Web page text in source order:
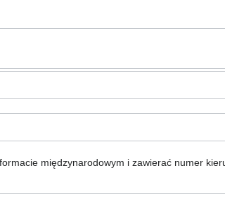
międzynarodowym i zawierać numer